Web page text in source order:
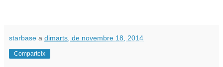
starbase a dimarts, de novembre 18, 2014
Comparteix